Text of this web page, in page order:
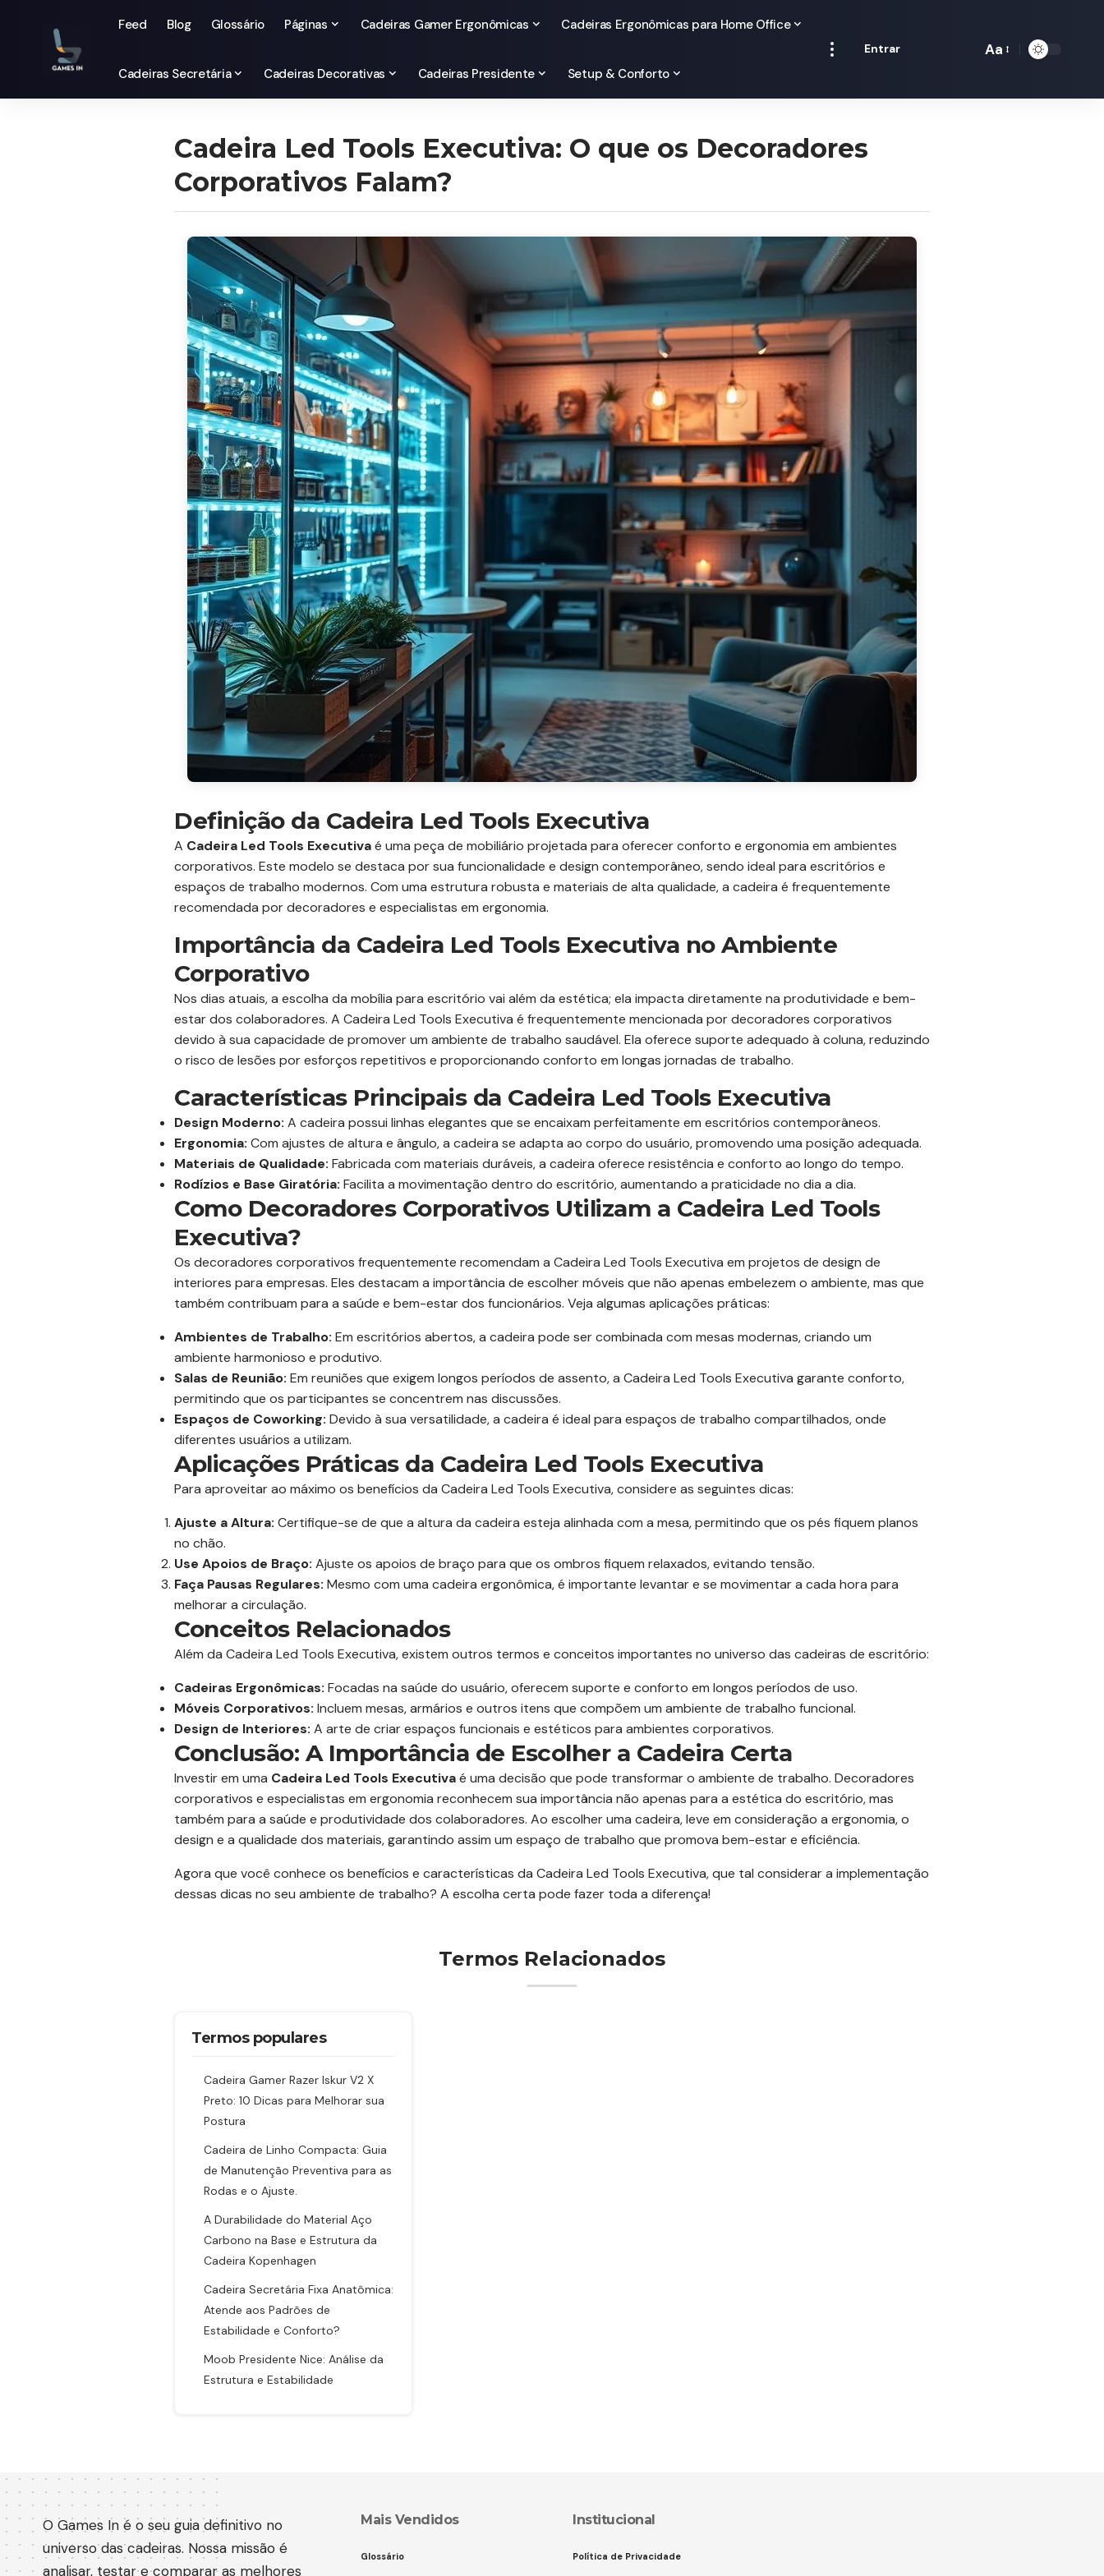
Feed Blog Glossário Páginas Cadeiras Gamer Ergonômicas Cadeiras Ergonômicas para Home Office
Cadeiras Secretária Cadeiras Decorativas Cadeiras Presidente Setup & Conforto
Entrar Aa
Cadeira Led Tools Executiva: O que os Decoradores
Corporativos Falam?
Definição da Cadeira Led Tools Executiva
A Cadeira Led Tools Executivaé uma peça de mobiliário projetada para oferecer conforto e ergonomia em ambientes
corporativos. Este modelo se destaca por sua funcionalidade e design contemporâneo, sendo ideal para escritórios e
espaços de trabalho modernos. Com uma estrutura robusta e materiais de alta qualidade, a cadeira é frequentemente
recomendada por decoradores e especialistas em ergonomia.
Importância da Cadeira Led Tools Executiva no Ambiente
Corporativo
Nos dias atuais, a escolha da mobília para escritório vai além da estética; ela impacta diretamente na produtividade e bem-
estar dos colaboradores. A Cadeira Led Tools Executiva é frequentemente mencionada por decoradores corporativos
devido à sua capacidade de promover um ambiente de trabalho saudável. Ela oferece suporte adequado à coluna, reduzindo
o risco de lesões por esforços repetitivos e proporcionando conforto em longas jornadas de trabalho.
Características Principais da Cadeira Led Tools Executiva
Design Moderno: A cadeira possui linhas elegantes que se encaixam perfeitamente em escritórios contemporâneos.
Ergonomia: Com ajustes de altura e ângulo, a cadeira se adapta ao corpo do usuário, promovendo uma posição adequada.
Materiais de Qualidade: Fabricada com materiais duráveis, a cadeira oferece resistência e conforto ao longo do tempo.
Rodízios e Base Giratória: Facilita a movimentação dentro do escritório, aumentando a praticidade no dia a dia.
Como Decoradores Corporativos Utilizam a Cadeira Led Tools
Executiva?
Os decoradores corporativos frequentemente recomendam a Cadeira Led Tools Executiva em projetos de design de
interiores para empresas. Eles destacam a importância de escolher móveis que não apenas embelezem o ambiente, mas que
também contribuam para a saúde e bem-estar dos funcionários. Veja algumas aplicações práticas:
Ambientes de Trabalho: Em escritórios abertos, a cadeira pode ser combinada com mesas modernas, criando um
ambiente harmonioso e produtivo.
Salas de Reunião: Em reuniões que exigem longos períodos de assento, a Cadeira Led Tools Executiva garante conforto,
permitindo que os participantes se concentrem nas discussões.
Espaços de Coworking: Devido à sua versatilidade, a cadeira é ideal para espaços de trabalho compartilhados, onde
diferentes usuários a utilizam.
Aplicações Práticas da Cadeira Led Tools Executiva
Para aproveitar ao máximo os benefícios da Cadeira Led Tools Executiva, considere as seguintes dicas:
Ajuste a Altura: Certifique-se de que a altura da cadeira esteja alinhada com a mesa, permitindo que os pés fiquem planos
no chão.
Use Apoios de Braço: Ajuste os apoios de braço para que os ombros fiquem relaxados, evitando tensão.
Faça Pausas Regulares: Mesmo com uma cadeira ergonômica, é importante levantar e se movimentar a cada hora para
melhorar a circulação.
Conceitos Relacionados
Além da Cadeira Led Tools Executiva, existem outros termos e conceitos importantes no universo das cadeiras de escritório:
Cadeiras Ergonômicas: Focadas na saúde do usuário, oferecem suporte e conforto em longos períodos de uso.
Móveis Corporativos: Incluem mesas, armários e outros itens que compõem um ambiente de trabalho funcional.
Design de Interiores: A arte de criar espaços funcionais e estéticos para ambientes corporativos.
Conclusão: A Importância de Escolher a Cadeira Certa
Investir em uma Cadeira Led Tools Executivaé uma decisão que pode transformar o ambiente de trabalho. Decoradores
corporativos e especialistas em ergonomia reconhecem sua importância não apenas para a estética do escritório, mas
também para a saúde e produtividade dos colaboradores. Ao escolher uma cadeira, leve em consideração a ergonomia, o
design e a qualidade dos materiais, garantindo assim um espaço de trabalho que promova bem-estar e eficiência.
Agora que você conhece os benefícios e características da Cadeira Led Tools Executiva, que tal considerar a implementação
dessas dicas no seu ambiente de trabalho? A escolha certa pode fazer toda a diferença!
Termos Relacionados
Termos populares
Cadeira Gamer Razer Iskur V2 X
Preto: 10 Dicas para Melhorar sua
Postura
Cadeira de Linho Compacta: Guia
de Manutenção Preventiva para as
Rodas e o Ajuste.
A Durabilidade do Material Aço
Carbono na Base e Estrutura da
Cadeira Kopenhagen
Cadeira Secretária Fixa Anatômica:
Atende aos Padrões de
Estabilidade e Conforto?
Moob Presidente Nice: Análise da
Estrutura e Estabilidade
O Games In é o seu guia definitivo no
universo das cadeiras. Nossa missão é
analisar, testar e comparar as melhores
Mais Vendidos
Glossário
Institucional
Política de Privacidade